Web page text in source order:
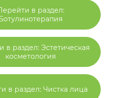
в раздел:
в раздел: Эстетическая
косметология
в раздел: Чистка лица